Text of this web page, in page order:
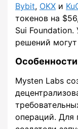
Bybit, OKX и
токенов на
Sui Foundation.
решений
Mysten Labs
операций. Для